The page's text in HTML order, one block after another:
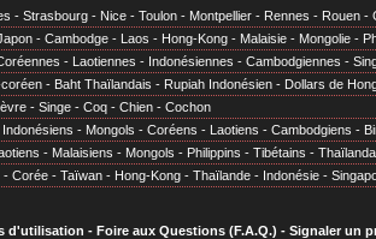
- Strasbourg - Nice - Toulon - Montpellier - Rennes - Rouen -
- Cambodge - Laos - Hong-Kong - Malaisie - Mongolie -
- Laotiennes - Indonésiennes - Cambodgiennes -
- Baht Thaïlandais - Rupiah Indonésien - Dollars de
- Singe - Coq - Chien - Cochon
Indonésiens - Mongols - Coréens - Laotiens - Cambodgiens -
- Malaisiens - Mongols - Philippins - Tibétains -
- Corée - Taïwan - Hong-Kong - Thaïlande - Indonésie -
d'utilisation - Foire aux Questions (F.A.Q.) - Signaler un